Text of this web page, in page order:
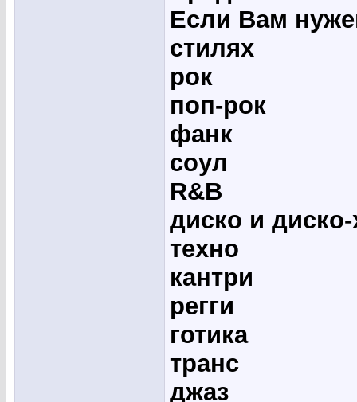
Если Вам
стилях
рок
поп-рок
фанк
соул
R&B
диско и диско-
техно
кантри
регги
готика
транс
джаз